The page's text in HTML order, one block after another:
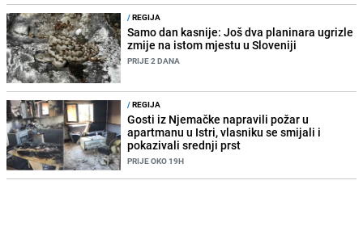
/REGIJA
Samo dan kasnije: Još dva planinara ugrizle
zmije na istom mjestu u Sloveniji
PRIJE 2 DANA
/REGIJA
Gosti iz Njemačke napravili požar u
apartmanu u Istri, vlasniku se smijali i
pokazivali srednji prst
PRIJE OKO 19H